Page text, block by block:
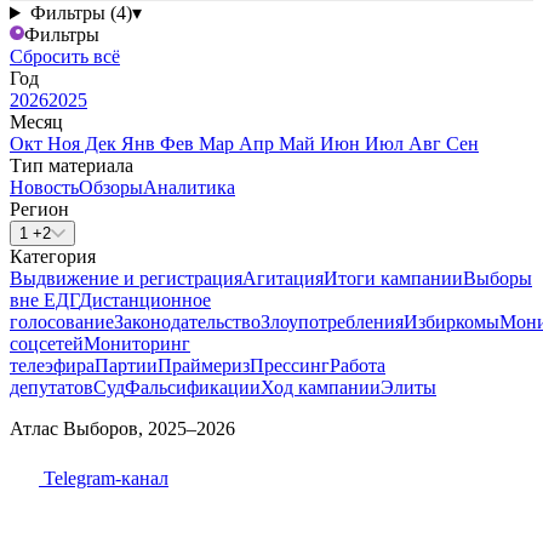
Фильтры (4)▾
Фильтры
Сбросить всё
Год
20262025
Месяц
Окт Ноя Дек Янв Фев Мар Апр Май Июн Июл Авг Сен
Тип материала
НовостьОбзорыАналитика
Регион
1 +2
Категория
Выдвижение и регистрацияАгитацияИтоги кампанииВыборы
вне ЕДГДистанционное
голосованиеЗаконодательствоЗлоупотребленияИзбиркомы
соцсетейМониторинг
телеэфираПартииПраймеризПрессингРабота
депутатовСудФальсификацииХод кампанииЭлиты
Атлас Выборов, 2025–2026
Telegram-канал